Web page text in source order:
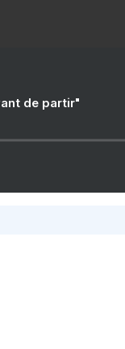
de partir"